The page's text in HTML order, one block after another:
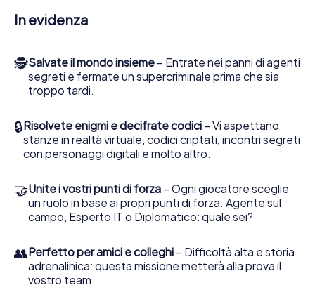
Nauplia e avrete accesso alla vostra personale galleria di
immagini. Il gioco di Escape di myCityHunt rende Nauplia, il
trasformi Nauplia in un'Escape Room all'aperto!
In evidenza
🕵Salvate il mondo insieme – Entrate nei panni di agenti
segreti e fermate un supercriminale prima che sia
troppo tardi.
🔒Risolvete enigmi e decifrate codici – Vi aspettano
stanze in realtà virtuale, codici criptati, incontri segreti
con personaggi digitali e molto altro.
🤝Unite i vostri punti di forza – Ogni giocatore sceglie
un ruolo in base ai propri punti di forza. Agente sul
campo, Esperto IT o Diplomatico: quale sei?
👥Perfetto per amici e colleghi – Difficoltà alta e storia
adrenalinica: questa missione metterà alla prova il
vostro team.